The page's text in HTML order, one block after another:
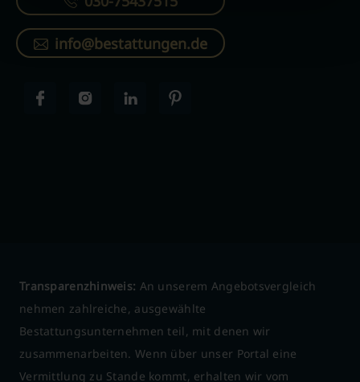
info@bestattungen.de
Transparenzhinweis: An unserem Angebotsvergleich
nehmen zahlreiche, ausgewählte
Bestattungsunternehmen teil, mit denen wir
zusammenarbeiten. Wenn über unser Portal eine
Vermittlung zu Stande kommt, erhalten wir vom